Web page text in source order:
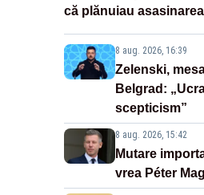
că plănuiau
8 aug. 2026, 16:39
Zelenski,
Belgrad:
scepticism”
8 aug. 2026, 15:42
Mutare
vrea Péter